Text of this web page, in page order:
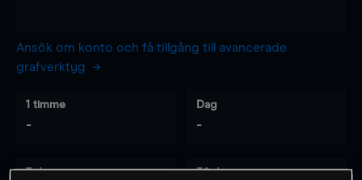
Ansök om konto och få tillgång till avancerade
grafverktyg
1 timme
-
Dag
-
7 dagar 30 dagar